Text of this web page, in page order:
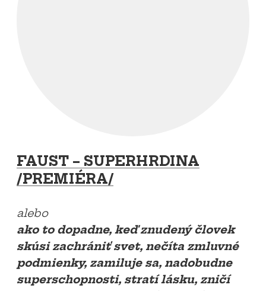
FAUST – SUPERHRDINA
/PREMIÉRA/
alebo
ako to dopadne, keď znudený človek
skúsi zachrániť svet, nečíta zmluvné
podmienky, zamiluje sa, nadobudne
superschopnosti, stratí lásku, zničí